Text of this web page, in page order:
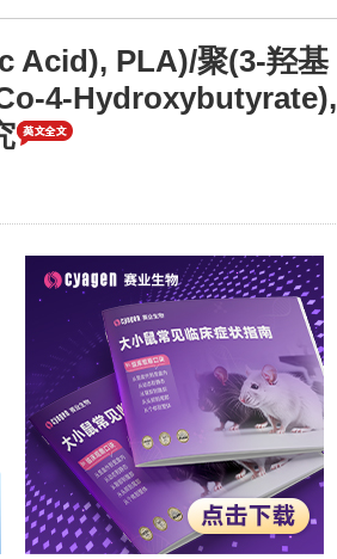
Acid), PLA)/聚(3-羟基
4-Hydroxybutyrate),